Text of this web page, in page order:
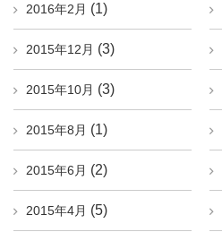
2016年2月 (1)
2015年12月 (3)
2015年10月 (3)
2015年8月 (1)
2015年6月 (2)
2015年4月 (5)